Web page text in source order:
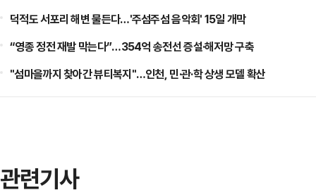
덕적도 서포리 해변 물든다…'주섬주섬 음악회' 15일 개막
“영종 정전 재발 막는다”…354억 송전선 증설·해저망 구축
"섬마을까지 찾아간 뷰티복지"…인천, 민·관·학 상생 모델 확산
관련기사